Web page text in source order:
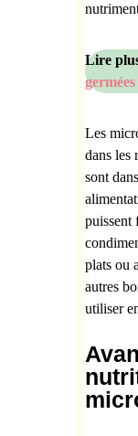
Lire
Les
dans les
sont
puissent
plats ou
autres
utiliser